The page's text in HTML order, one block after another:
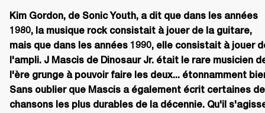
Kim Gordon, de Sonic Youth, a dit que dans les années
1980, la musique rock consistait à jouer de la guitare,
mais que dans les années 1990, elle consistait à jouer
l'ampli. J Mascis de Dinosaur Jr. était le rare musicien
l'ère grunge à pouvoir faire les deux... étonnamment
Sans oublier que Mascis a également écrit certaines
chansons les plus durables de la décennie. Qu'il